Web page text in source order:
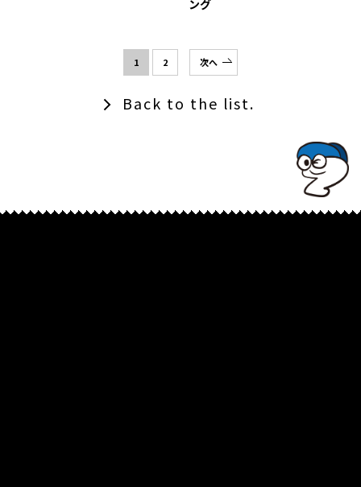
ング
1 2 次へ
Back to the list.